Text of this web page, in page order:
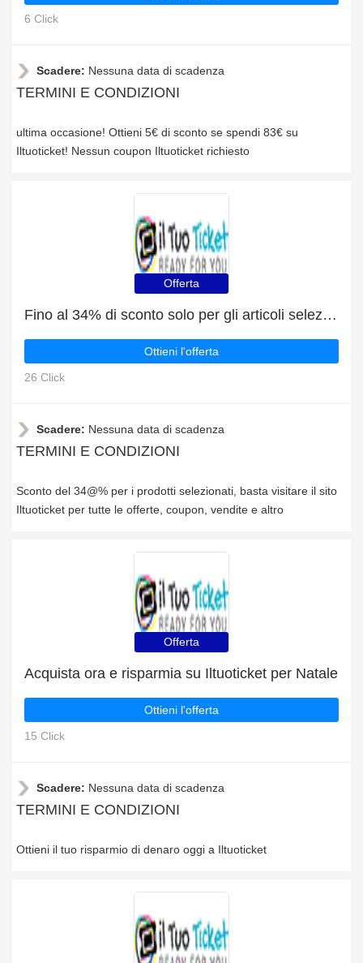
6 Click
Scadere: Nessuna data di scadenza
TERMINI E CONDIZIONI
ultima occasione! Ottieni 5€ di sconto se spendi 83€ su
Iltuoticket! Nessun coupon Iltuoticket richiesto
Offerta
Fino al 34% di sconto solo per gli articoli selezionati
Ottieni l'offerta
26 Click
Scadere: Nessuna data di scadenza
TERMINI E CONDIZIONI
Sconto del 34@% per i prodotti selezionati, basta visitare il sito
Iltuoticket per tutte le offerte, coupon, vendite e altro
Offerta
Acquista ora e risparmia su Iltuoticket per Natale
Ottieni l'offerta
15 Click
Scadere: Nessuna data di scadenza
TERMINI E CONDIZIONI
Ottieni il tuo risparmio di denaro oggi a Iltuoticket